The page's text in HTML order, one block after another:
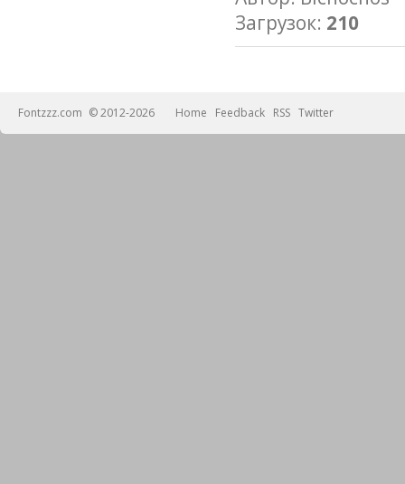
Загрузок: 210
Fontzzz.com © 2012-2026 Home Feedback RSS Twitter